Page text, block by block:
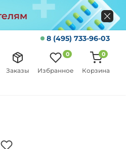
8 (495) 733-96-03
Заказы Избранное
0
Корзина
0